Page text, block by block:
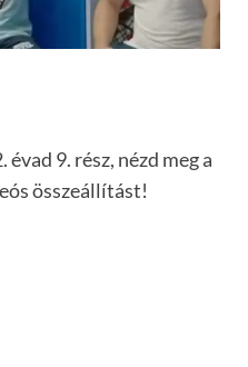
9. rész, nézd meg a
összeállítást!